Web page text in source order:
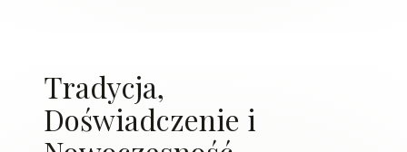
Tradycja,
Doświadczenie i